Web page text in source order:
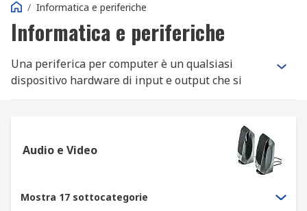
/ Informatica e periferiche
Informatica e periferiche
Una periferica per computer è un qualsiasi
dispositivo hardware di input e output che si
fondamentali di un computer includono l'unità
del processore centrale e gli elementi all'interno
comunemente considerati come una periferica
Audio e Video
Mostra 17 sottocategorie